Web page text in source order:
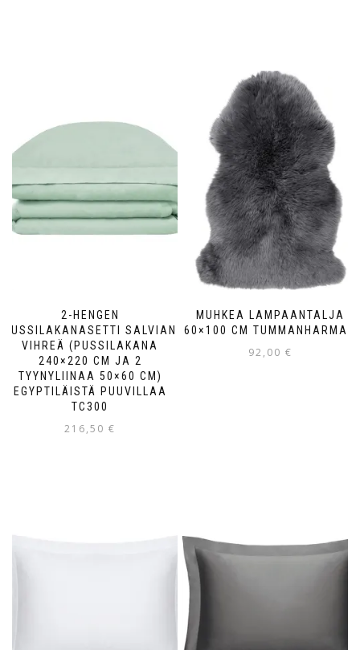
2-HENGEN
PUSSILAKANASETTI SALVIAN
VIHREÄ (PUSSILAKANA
240×220 CM JA 2
TYYNYLIINAA 50×60 CM)
EGYPTILÄISTÄ PUUVILLAA
TC300
216,50 €
MUHKEA LAMPAANTALJA
60×100 CM TUMMANHARMAA
92,00 €